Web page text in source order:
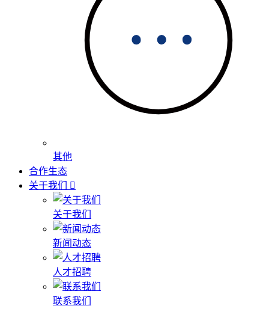
其他
合作生态
关于我们
关于我们
新闻动态
人才招聘
联系我们